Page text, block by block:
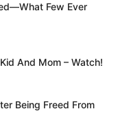
Few Ever
And Mom – Watch!
Being Freed From